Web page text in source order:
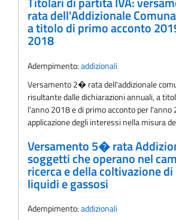
rata dell'Addizionale
a titolo di primo acconto
2018
Adempimento:addizionali
Versamento 2� rata delI'addizionale
risultante dalle dichiarazioni annuali, a
l'anno 2018 e di primo acconto per l'anno
applicazione degli interessi nella misura
Versamento 5� rata
soggetti che operano nel
ricerca e della coltivazione
liquidi e gassosi
Adempimento:addizionali